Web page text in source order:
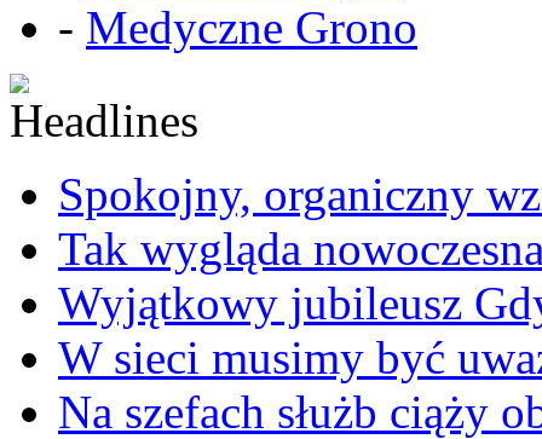
- Medyczne Grono
Spokojny, organiczny
Tak wygląda
Wyjątkowy jubileusz
W sieci musimy być
Na szefach służb ciąży